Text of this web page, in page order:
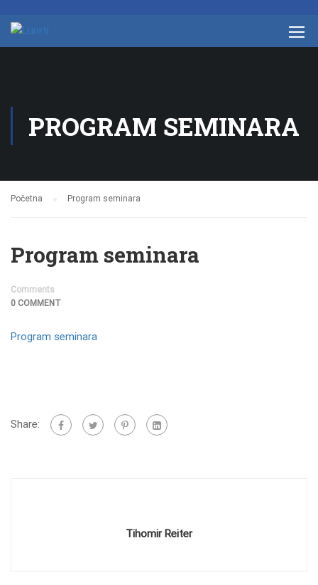
PROGRAM SEMINARA
Početna Program seminara
Program seminara
Comments
0 COMMENT
Program seminara
Share:
Tihomir Reiter